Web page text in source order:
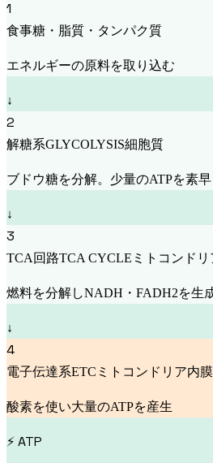
1
食事糖・脂質・タンパク質
エネルギーの原料を取り込む
↓
2
解糖系GLYCOLYSIS細胞質
ブドウ糖を分解。少量のATPを素
↓
3
TCA回路TCA CYCLE ミトコンドリ
燃料を分解しNADH・FADH2を生
↓
4
電子伝達系ETC ミトコンドリア内膜
酸素を使い大量のATPを産生
⚡ ATP